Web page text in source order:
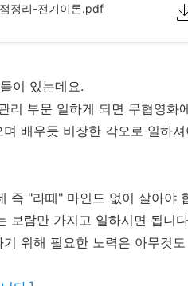
정리-전기이론.pdf
이 있는데요.
리 부문 일하게 되면 무협영화
배우듯 비장한 각오로 일하
즉 "라떼" 마인드 없이 살아야
보람만 가지고 일하시면 됩니
위해 필요한 노력은 아무것